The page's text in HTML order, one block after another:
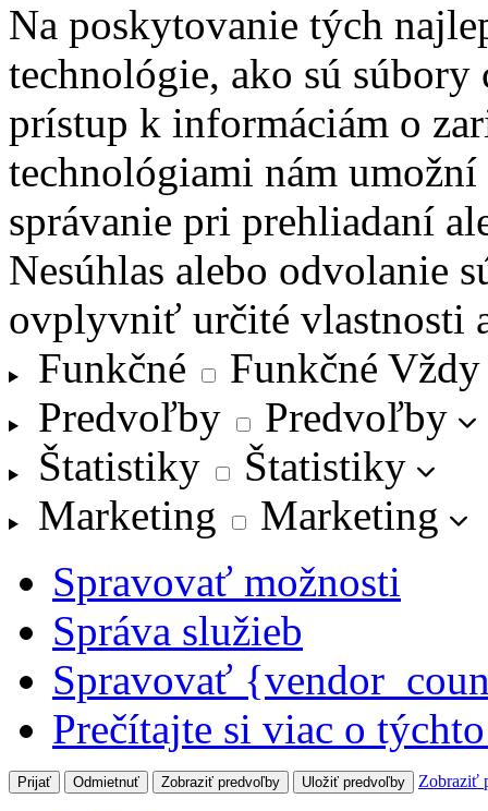
Na poskytovanie tých
technológie, ako sú
prístup k informáciám o
technológiami nám
správanie pri prehliadaní
Nesúhlas alebo odvolanie
ovplyvniť určité vlastnosti
Funkčné
Funkčné
Predvoľby
Predvoľby
Štatistiky
Štatistiky
Marketing
Marketing
Spravovať možnosti
Správa služieb
Spravovať
Prečítajte si viac o
Prijať Odmietnuť Zobraziť predvoľby Uložiť predvoľby Zobraziť